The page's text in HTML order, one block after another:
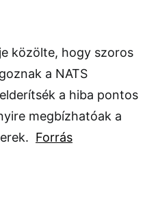
közölte, hogy szoros
a NATS
a hiba pontos
megbízhatóak a
Forrás